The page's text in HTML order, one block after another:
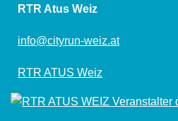
RTR Atus Weiz
info@cityrun-weiz.at
RTR ATUS Weiz